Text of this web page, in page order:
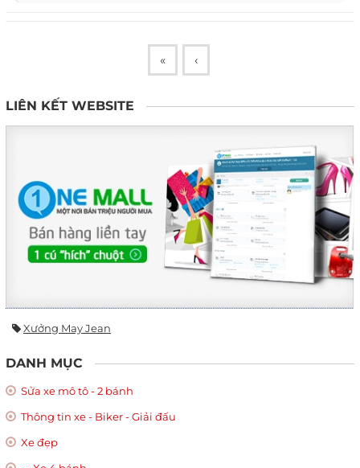
« ‹
LIÊN KẾT WEBSITE
Xưởng May Jean
DANH MỤC
Sửa xe mô tô - 2 bánh
Thông tin xe - Biker - Giải đấu
Xe đẹp